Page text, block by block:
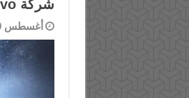
شركة vivo تطلق هاتفها الذكي الجديد Y53s بمميزات تكنولوجية مبتكرة
أغسطس 9, 2021